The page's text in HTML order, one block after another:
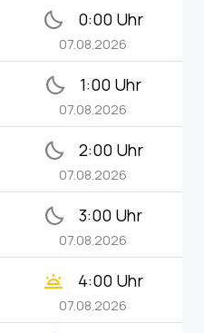
bedtime 0:00 Uhr
07.08.2026
bedtime 1:00 Uhr
07.08.2026
bedtime 2:00 Uhr
07.08.2026
bedtime 3:00 Uhr
07.08.2026
wb_twilight 4:00 Uhr
07.08.2026